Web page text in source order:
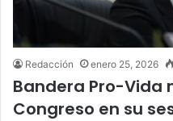
Redacción enero 25, 2026
Bandera Pro-Vida
Congreso en su